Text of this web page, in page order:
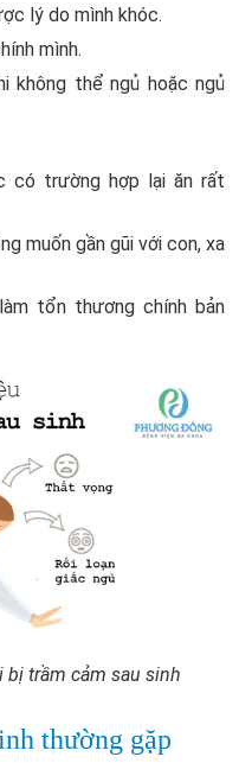
lý do mình khóc.
mình.
không thể ngủ hoặc ngủ
có trường hợp lại ăn rất
muốn gần gũi với con, xa
tổn thương chính bản
bị trầm cảm sau sinh
thường gặp